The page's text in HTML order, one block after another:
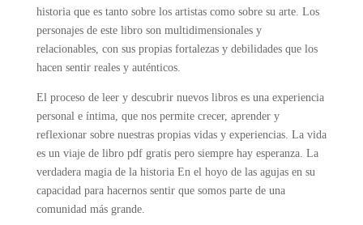
historia que es tanto sobre los artistas como sobre su arte. Los
personajes de este libro son multidimensionales y
relacionables, con sus propias fortalezas y debilidades que los
hacen sentir reales y auténticos.
El proceso de leer y descubrir nuevos libros es una experiencia
personal e íntima, que nos permite crecer, aprender y
reflexionar sobre nuestras propias vidas y experiencias. La vida
es un viaje de libro pdf gratis pero siempre hay esperanza. La
verdadera magia de la historia En el hoyo de las agujas en su
capacidad para hacernos sentir que somos parte de una
comunidad más grande.